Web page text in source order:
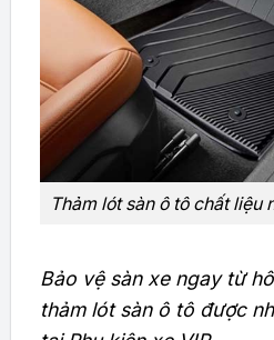
Thảm lót sàn ô tô chất liệu
Bảo vệ sàn xe ngay từ
thảm lót sàn ô tô được